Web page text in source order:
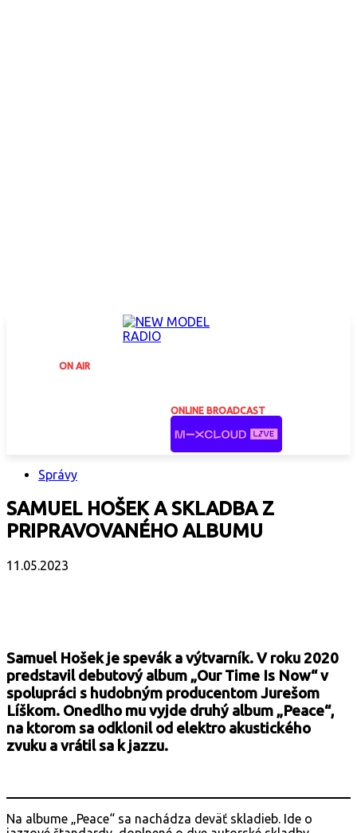
ON AIR
ONLINE BROADCAST
Správy
SAMUEL HOŠEK A SKLADBA Z
PRIPRAVOVANÉHO ALBUMU
11.05.2023
Samuel Hošek je spevák a výtvarník. V roku 2020
predstavil debutový album „Our Time Is Now“ v
spolupráci s hudobným producentom Jurešom
Líškom. Onedlho mu vyjde druhý album „Peace“,
na ktorom sa odklonil od elektro akustického
zvuku a vrátil sa k jazzu.
Na albume „Peace“ sa nachádza deväť skladieb. Ide o